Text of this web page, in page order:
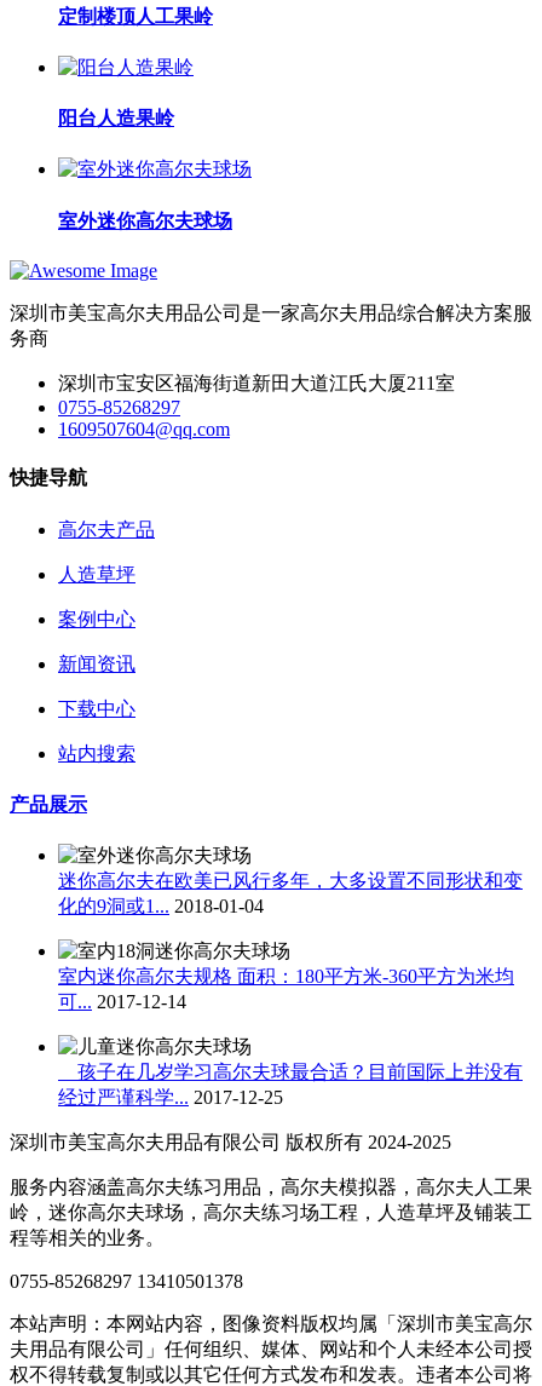
定制楼顶人工果岭
阳台人造果岭
室外迷你高尔夫球场
深圳市美宝高尔夫用品公司是一家高尔夫用品综合解决方案服
务商
深圳市宝安区福海街道新田大道江氏大厦211室
0755-85268297
1609507604@qq.com
快捷导航
高尔夫产品
人造草坪
案例中心
新闻资讯
下载中心
站内搜索
产品展示
迷你高尔夫在欧美已风行多年，大多设置不同形状和变
化的9洞或1... 2018-01-04
室内迷你高尔夫规格 面积：180平方米-360平方为米均
可... 2017-12-14
孩子在几岁学习高尔夫球最合适？目前国际上并没有
经过严谨科学... 2017-12-25
深圳市美宝高尔夫用品有限公司 版权所有 2024-2025
服务内容涵盖高尔夫练习用品，高尔夫模拟器，高尔夫人工果
岭，迷你高尔夫球场，高尔夫练习场工程，人造草坪及铺装工
程等相关的业务。
0755-85268297 13410501378
本站声明：本网站内容，图像资料版权均属「深圳市美宝高尔
夫用品有限公司」任何组织、媒体、网站和个人未经本公司授
权不得转载复制或以其它任何方式发布和发表。违者本公司将